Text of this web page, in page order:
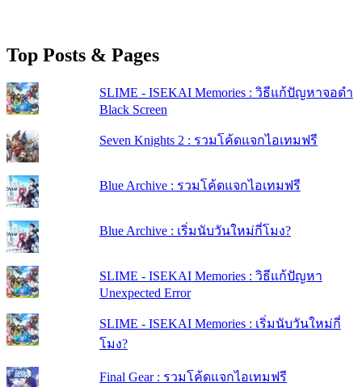
Top Posts & Pages
SLIME - ISEKAI Memories : วิธีแก้ปัญหาจอดำ
Black Screen
Seven Knights 2 : รวมโค้ดแจกไอเทมฟรี
Blue Archive : รวมโค้ดแจกไอเทมฟรี
Blue Archive : เริ่มนับวันใหม่กี่โมง?
SLIME - ISEKAI Memories : วิธีแก้ปัญหา
Unexpected Error
SLIME - ISEKAI Memories : เริ่มนับวันใหม่กี่
โมง?
Final Gear : รวมโค้ดแจกไอเทมฟรี